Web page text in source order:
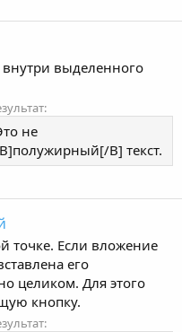
выделенного
не
B] текст.
точке. Если вложение
его
целиком. Для этого
кнопку.